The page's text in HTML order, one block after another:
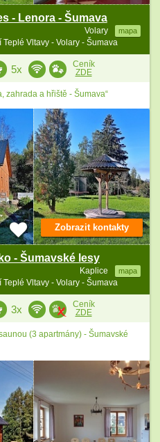
- Lenora - Šumava
Volary mapa
Vltavy - Volary - Šumava
5x
Ceník
ZDE
zahrada a hřiště - Šumava“
- Šumavské lesy
Kaplice mapa
Vltavy - Volary - Šumava
Zobrazit kontakty
3x
Ceník
ZDE
(3 apartmány) - Šumavské